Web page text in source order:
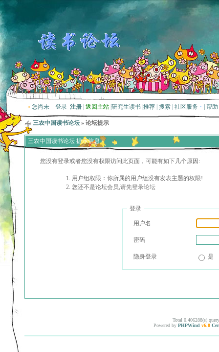
» 您尚未 登录 注册 返回主站 研究生读书 推荐 搜索 社区服务 帮助
三农中国读书论坛 » 论坛提示
三农中国读书论坛 提示信息
您没有登录或者您没有权限访问此页面，可能有如下几个原因:
用户组权限：你所属的用户组没有发表主题的权限!
您还不是论坛会员,请先登录论坛
登录
用户名
密码
隐身登录 是
Total 0.406288(s)
Powered by PHPWind v6.0